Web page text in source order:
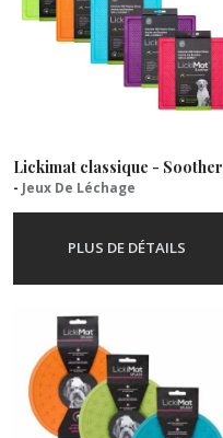
Lickimat classique - Soother
- Jeux De Léchage
PLUS DE DÉTAILS